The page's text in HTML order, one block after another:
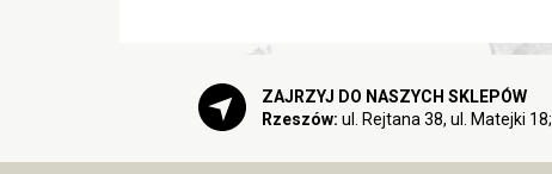
ZAJRZYJ DO NASZYCH SKLEPÓW
Rzeszów: ul. Rejtana 38, ul. Matejki 18;